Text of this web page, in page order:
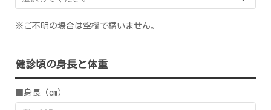
※ご不明の場合は空欄で構いません。
健診頃の身長と体重
■身長（cm）